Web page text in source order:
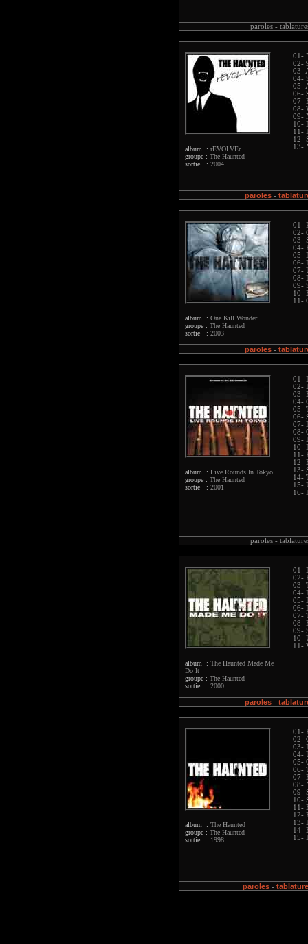
paroles -
album : rEVOLVEr
groupe : The Haunted
sortie : 2004
01-
02-
03-
04-
05-
06-
07-
08-
09-
10-
11-
12-
13-
paroles -
album : One Kill Wonder
groupe : The Haunted
sortie : 2003
01-
02-
03-
04-
05-
06-
07-
08-
09-
10-
11-
paroles -
album : Live Rounds In Tokyo
groupe : The Haunted
sortie : 2001
01-
02-
03-
04-
05-
06-
07-
08-
09-
10-
11-
12-
13-
14-
15-
16-
paroles -
album : The Haunted Made Me
Do It
groupe : The Haunted
sortie : 2000
01-
02-
03-
04-
05-
06-
07-
08-
09-
10-
11-
paroles -
album : The Haunted
groupe : The Haunted
sortie : 1998
01-
02-
03-
04-
05-
06-
07-
08-
09-
10-
11-
12-
13-
14-
15-
paroles-